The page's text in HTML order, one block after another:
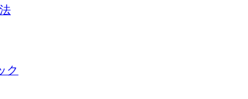
ク